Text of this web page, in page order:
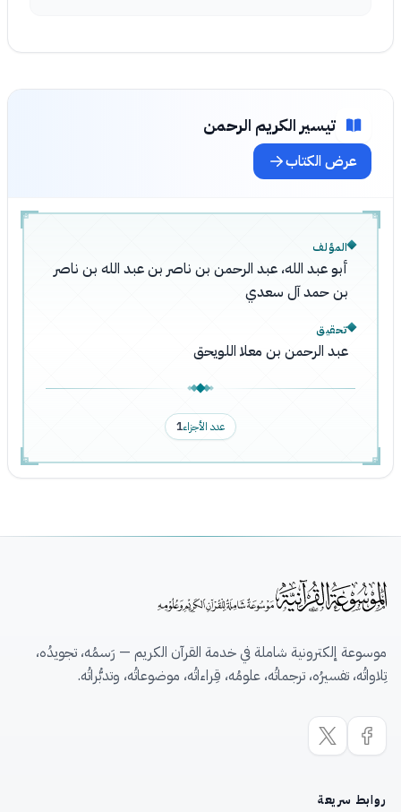
تيسير الكريم الرحمن
عرض الكتاب
المؤلف
أبو عبد الله، عبد الرحمن بن ناصر بن عبد الله بن ناصر
بن حمد آل سعدي
تحقيق
عبد الرحمن بن معلا اللويحق
عدد الأجزاء1
موسوعة إلكترونية شاملة في خدمة القرآن الكريم — رَسمُه، تجويدُه،
تِلاواتُه، تفسيرُه، ترجماتُه، علومُه، قِراءاتُه، موضوعاتُه، وتدبُّراتُه.
روابط سريعة